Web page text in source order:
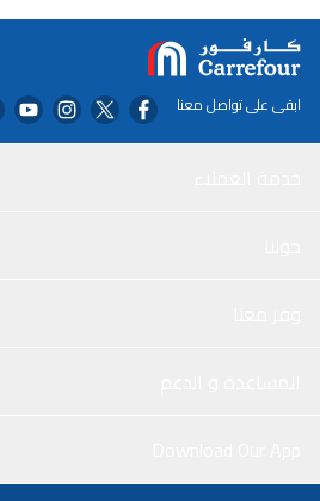
ابقى على تواصل معنا